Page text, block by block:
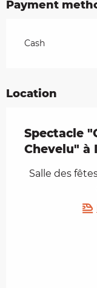
Payment
Cash
Location
Spectacle
Chevelu" à
Salle des